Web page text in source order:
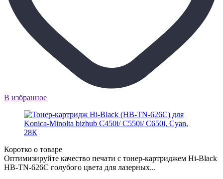
В избранное
Коротко о товаре
Оптимизируйте качество печати с тонер-картриджем Hi-Black
HB-TN-626C голубого цвета для лазерных...